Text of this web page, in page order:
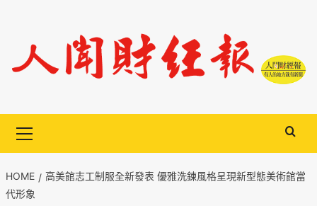
content
Menu
HOME
高美館志工制服全新發表 優雅洗鍊風格呈現新型態美術館當
代形象